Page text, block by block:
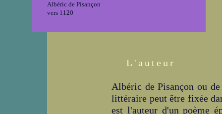
Albéric de Pisançon
vers 1120
L'auteur
Albéric de Pisançon ou
littéraire peut être fixée
est l'auteur d'un poème